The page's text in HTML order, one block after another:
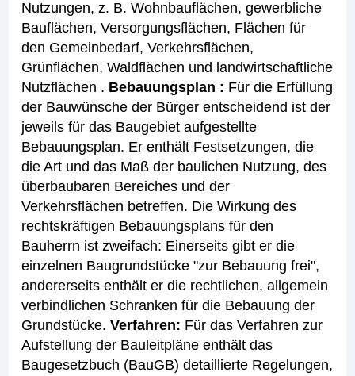
Nutzungen, z. B. Wohnbauflächen, gewerbliche
Bauflächen, Versorgungsflächen, Flächen für
den Gemeinbedarf, Verkehrsflächen,
Grünflächen, Waldflächen und landwirtschaftliche
Nutzflächen . Bebauungsplan : Für die Erfüllung
der Bauwünsche der Bürger entscheidend ist der
jeweils für das Baugebiet aufgestellte
Bebauungsplan. Er enthält Festsetzungen, die
die Art und das Maß der baulichen Nutzung, des
überbaubaren Bereiches und der
Verkehrsflächen betreffen. Die Wirkung des
rechtskräftigen Bebauungsplans für den
Bauherrn ist zweifach: Einerseits gibt er die
einzelnen Baugrundstücke "zur Bebauung frei",
andererseits enthält er die rechtlichen, allgemein
verbindlichen Schranken für die Bebauung der
Grundstücke.Verfahren: Für das Verfahren zur
Aufstellung der Bauleitpläne enthält das
Baugesetzbuch (BauGB) detaillierte Regelungen,